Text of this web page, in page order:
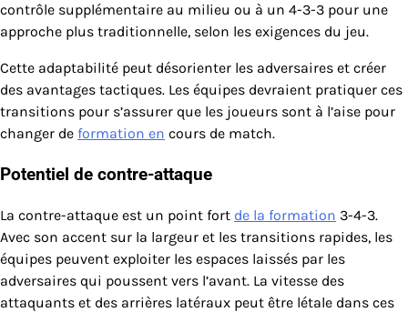
contrôle supplémentaire au milieu ou à un 4-3-3 pour une
approche plus traditionnelle, selon les exigences du jeu.
Cette adaptabilité peut désorienter les adversaires et créer
des avantages tactiques. Les équipes devraient pratiquer ces
transitions pour s’assurer que les joueurs sont à l’aise pour
changer de formation en cours de match.
Potentiel de contre-attaque
La contre-attaque est un point fort de la formation 3-4-3.
Avec son accent sur la largeur et les transitions rapides, les
équipes peuvent exploiter les espaces laissés par les
adversaires qui poussent vers l’avant. La vitesse des
attaquants et des arrières latéraux peut être létale dans ces